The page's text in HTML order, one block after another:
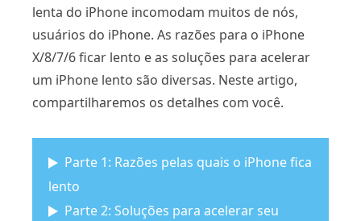
lenta do iPhone incomodam muitos de nós,
usuários do iPhone. As razões para o iPhone
X/8/7/6 ficar lento e as soluções para acelerar
um iPhone lento são diversas. Neste artigo,
compartilharemos os detalhes com você.
Parte 1: Razões pelas quais o iPhone fica
lento
Parte 2: Soluções para acelerar seu